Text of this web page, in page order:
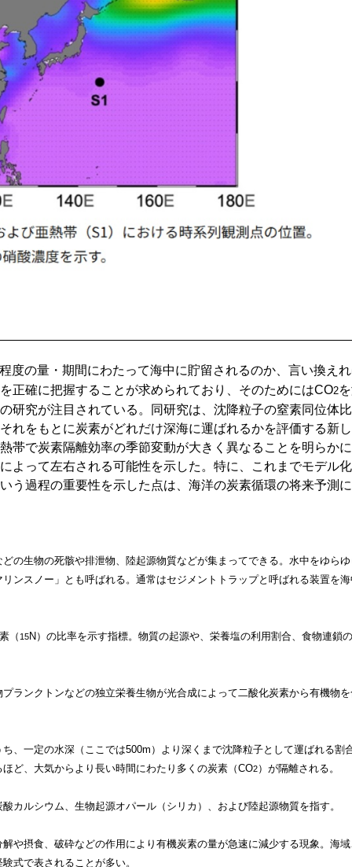
度の量・期間にわたって海中に貯留されるのか、言い換え
正確に把握することが求められており、そのためにはCO2
研究が注目されている。同研究は、沈降粒子の窒素同位体
れをもとに炭素がどれだけ深海に運ばれるかを評価する新
帯で炭素隔離効率の季節変動が大きく異なることを明らかに
よって左右される可能性を示した。特に、これまでモデル
う過程の重要性を示した点は、海洋の炭素循環の将来予測
の生物の死骸や排泄物、陸起源物質などが集まってできる。水中をゆらゆ
ンスノー」とも呼ばれる。通常はセジメントトラップと呼ばれる装置を海
（ 15N）の比率を示す指標。物質の起源や、栄養塩の利用割合、食物連鎖
ランクトンなどの独立栄養生物が光合成によって二酸化炭素から有機物
、一定の水深（ここでは500m）より深くまで沈降粒子として運ばれる割
ど、大気からより長い時間にわたり多くの炭素（CO2）が隔離される。
カルシウム、生物起源オパール（シリカ）、および陸起源物質を指す。
や摂食、破砕などの作用により有機炭素の量が急速に減少する現象。海
式で表されることが多い。